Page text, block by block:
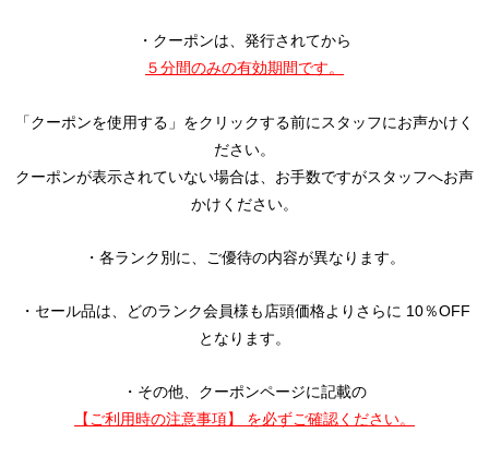
・クーポンは、発行されてから
５分間のみの有効期間です。
「クーポンを使用する」をクリックする前にスタッフにお声かけく
ださい。
クーポンが表示されていない場合は、お手数ですがスタッフへお声
かけください。
・各ランク別に、ご優待の内容が異なります。
・セール品は、どのランク会員様も店頭価格よりさらに 10％OFF
となります。
・その他、クーポンページに記載の
【ご利用時の注意事項】 を必ずご確認ください。